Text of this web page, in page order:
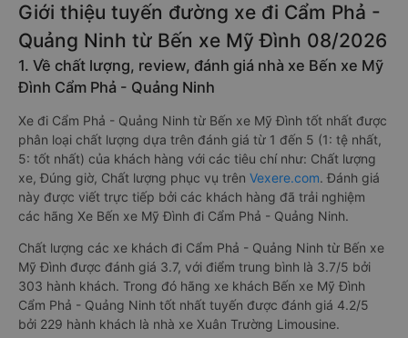
Giới thiệu tuyến đường xe đi Cẩm Phả -
Quảng Ninh từ Bến xe Mỹ Đình 08/2026
1. Về chất lượng, review, đánh giá nhà xe Bến xe Mỹ
Đình Cẩm Phả - Quảng Ninh
Xe đi Cẩm Phả - Quảng Ninh từ Bến xe Mỹ Đình tốt nhất được
phân loại chất lượng dựa trên đánh giá từ 1 đến 5 (1: tệ nhất,
5: tốt nhất) của khách hàng với các tiêu chí như: Chất lượng
xe, Đúng giờ, Chất lượng phục vụ trên Vexere.com. Đánh giá
này được viết trực tiếp bởi các khách hàng đã trải nghiệm
các hãng Xe Bến xe Mỹ Đình đi Cẩm Phả - Quảng Ninh.
Chất lượng các xe khách đi Cẩm Phả - Quảng Ninh từ Bến xe
Mỹ Đình được đánh giá 3.7, với điểm trung bình là 3.7/5 bởi
303 hành khách. Trong đó hãng xe khách Bến xe Mỹ Đình
Cẩm Phả - Quảng Ninh tốt nhất tuyến được đánh giá 4.2/5
bởi 229 hành khách là nhà xe Xuân Trường Limousine.